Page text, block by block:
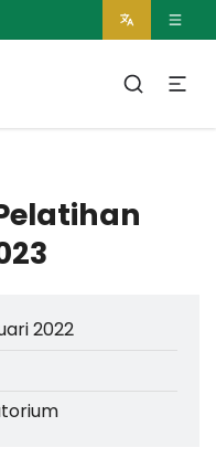
Pelatihan
2022